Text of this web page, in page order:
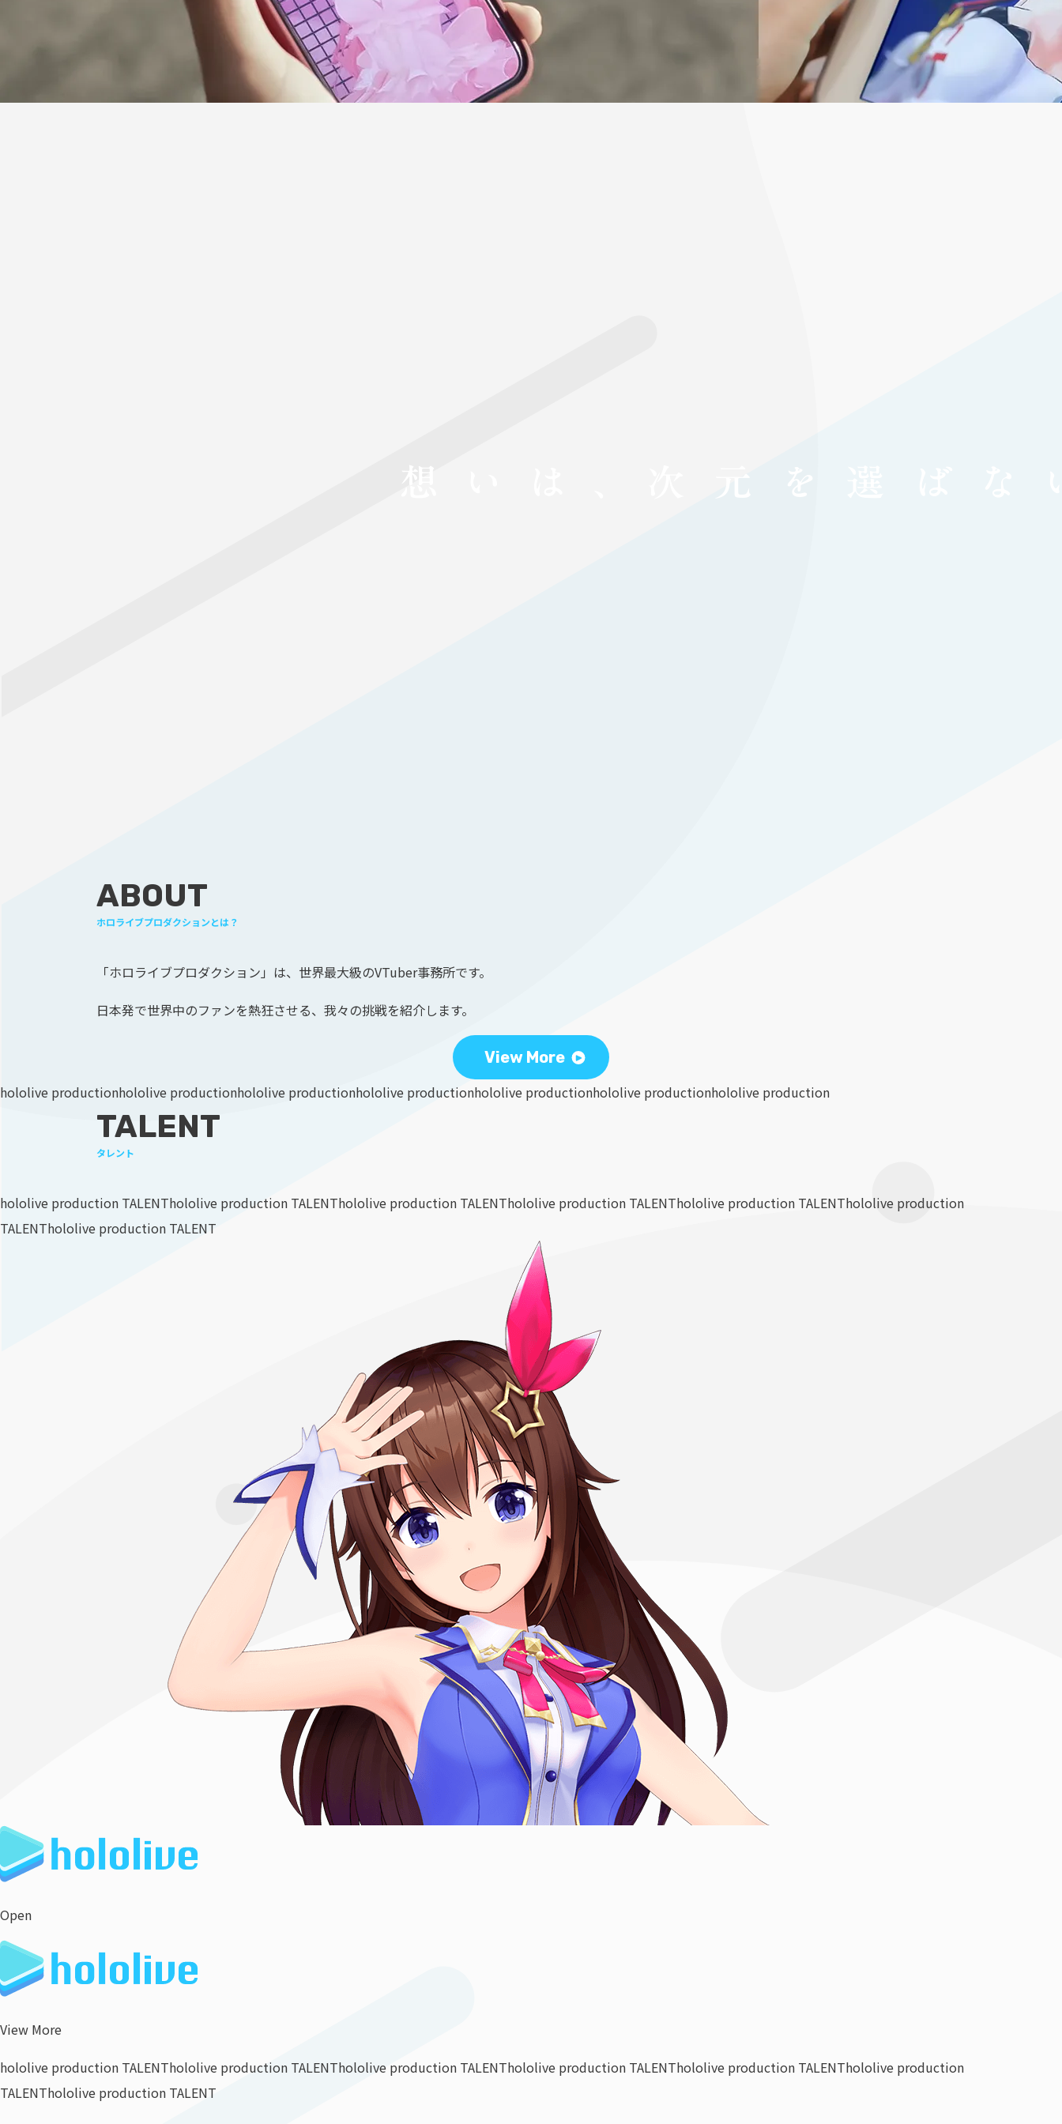
サポーターガイドライン
ABOUT
ホロライブプロダクションとは？
「ホロライブプロダクション」は、 世界最大級のVTuber事務所です。
日本発で世界中のファンを熱狂させる、 我々の挑戦を紹介します。
View More
hololive productionhololive productionhololive productionhololive productionhololive productionhololive productionhololive production
TALENT
タレント
hololive production TALENThololive production TALENThololive production TALENThololive production TALENThololive production TALENThololive production
TALENThololive production TALENT
Open
View More
hololive production TALENThololive production TALENThololive production TALENThololive production TALENThololive production TALENThololive production
TALENThololive production TALENT